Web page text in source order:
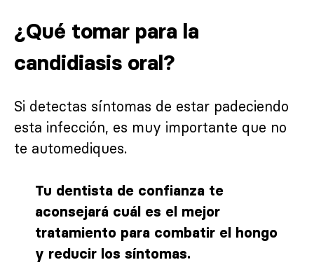
¿Qué tomar para la
candidiasis oral?
Si detectas síntomas de estar padeciendo
esta infección, es muy importante que no
te automediques.
Tu dentista de confianza te
aconsejará cuál es el mejor
tratamiento para combatir el hongo
y reducir los síntomas.